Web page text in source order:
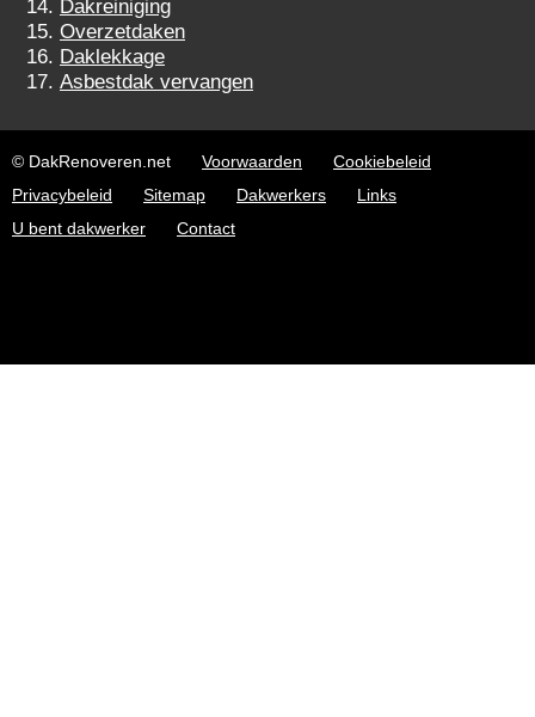
Dakreiniging
Overzetdaken
Daklekkage
Asbestdak vervangen
© DakRenoveren.net Voorwaarden
Cookiebeleid
Privacybeleid
Sitemap Dakwerkers
Links
U bent dakwerker
Contact